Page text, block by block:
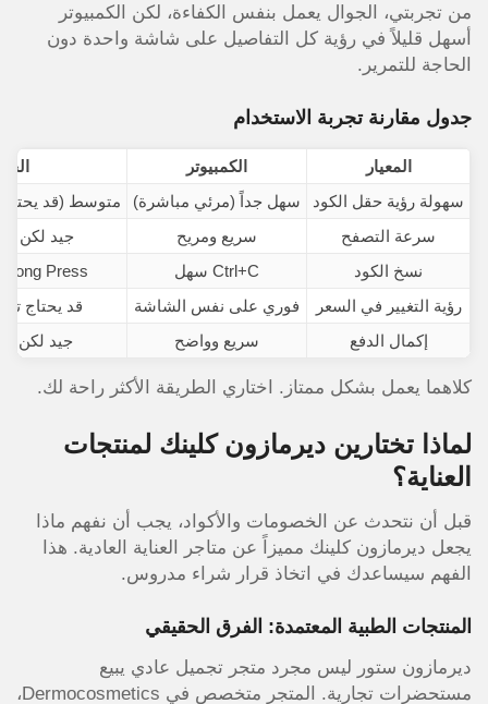
من تجربتي، الجوال يعمل بنفس الكفاءة، لكن الكمبيوتر
أسهل قليلاً في رؤية كل التفاصيل على شاشة واحدة دون
الحاجة للتمرير.
جدول مقارنة تجربة الاستخدام
المعيار الكمبيوتر
سهولة رؤية حقل الكود
سهل جداً (مرئي مباشرة)
متوسط (قد
سرعة التصفح
سريع ومريح
جيد لكن
نسخ الكود
Ctrl+C سهل
Long Press (سهل أيضاً)
رؤية التغيير في السعر
فوري على نفس الشاشة
قد يحتاج
إكمال الدفع
سريع وواضح جيد لكن
كلاهما يعمل بشكل ممتاز. اختاري الطريقة الأكثر راحة لك.
لماذا تختارين ديرمازون كلينك لمنتجات
العناية؟
قبل أن نتحدث عن الخصومات والأكواد، يجب أن نفهم ماذا
يجعل ديرمازون كلينك مميزاً عن متاجر العناية العادية. هذا
الفهم سيساعدك في اتخاذ قرار شراء مدروس.
المنتجات الطبية المعتمدة: الفرق الحقيقي
ديرمازون ستور ليس مجرد متجر تجميل عادي يبيع
مستحضرات تجارية. المتجر متخصص في Dermocosmetics،